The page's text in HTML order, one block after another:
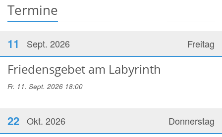
Termine
Freitag
11 Sept. 2026
Friedensgebet am Labyrinth
Fr. 11. Sept. 2026 18:00
Donnerstag
22 Okt. 2026